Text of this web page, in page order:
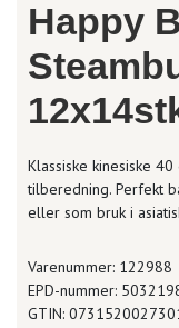
Happy
Klassiske kinesiske
tilberedning. Perfekt
eller som bruk i
Varenummer: 122988
EPD-nummer:
GTIN: